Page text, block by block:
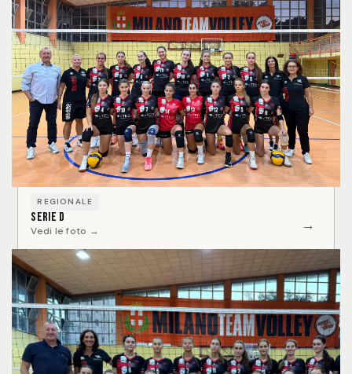
REGIONALE
Serie D
Vedi le foto → →